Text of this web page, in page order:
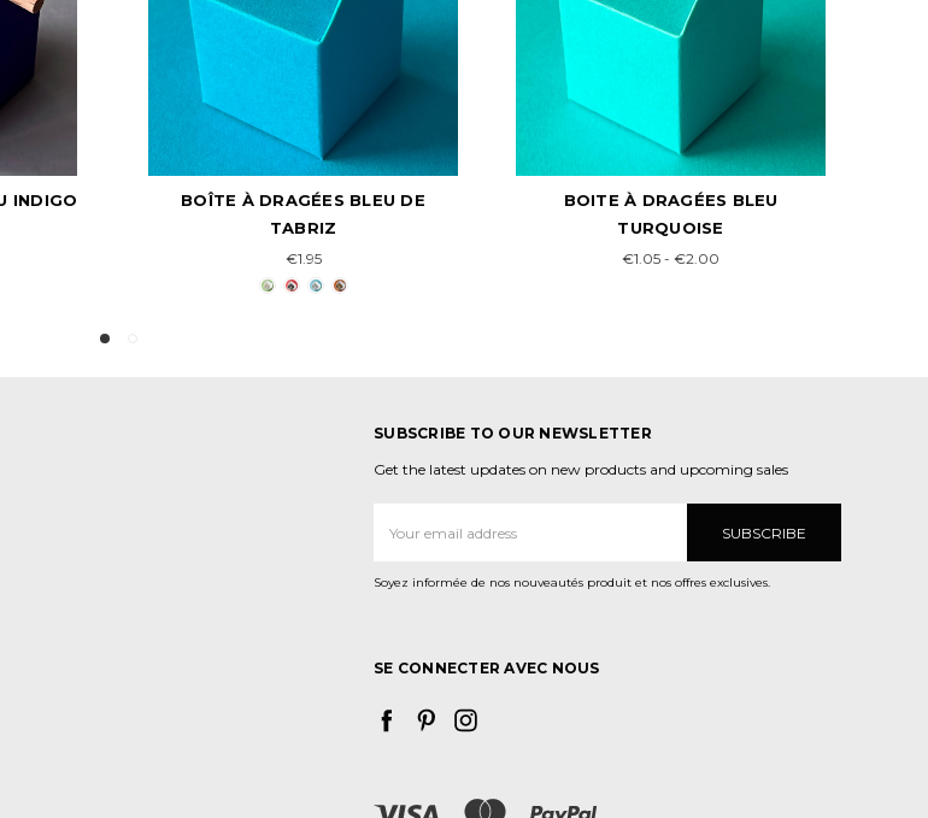
DE
BOITE À DRAGÉES BLEU
TURQUOISE
€1.05 - €2.00
BOITE À DRAGÉES BLEU SAPHIR
€1.05 - €2.00
SUBSCRIBE TO OUR NEWSLETTER
Get the latest updates on new products and upcoming sales
Soyez informée de nos nouveautés produit et nos offres exclusives.
SE CONNECTER AVEC NOUS